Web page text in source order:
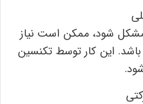
شود، ممکن است نیاز
این کار توسط تکنسین